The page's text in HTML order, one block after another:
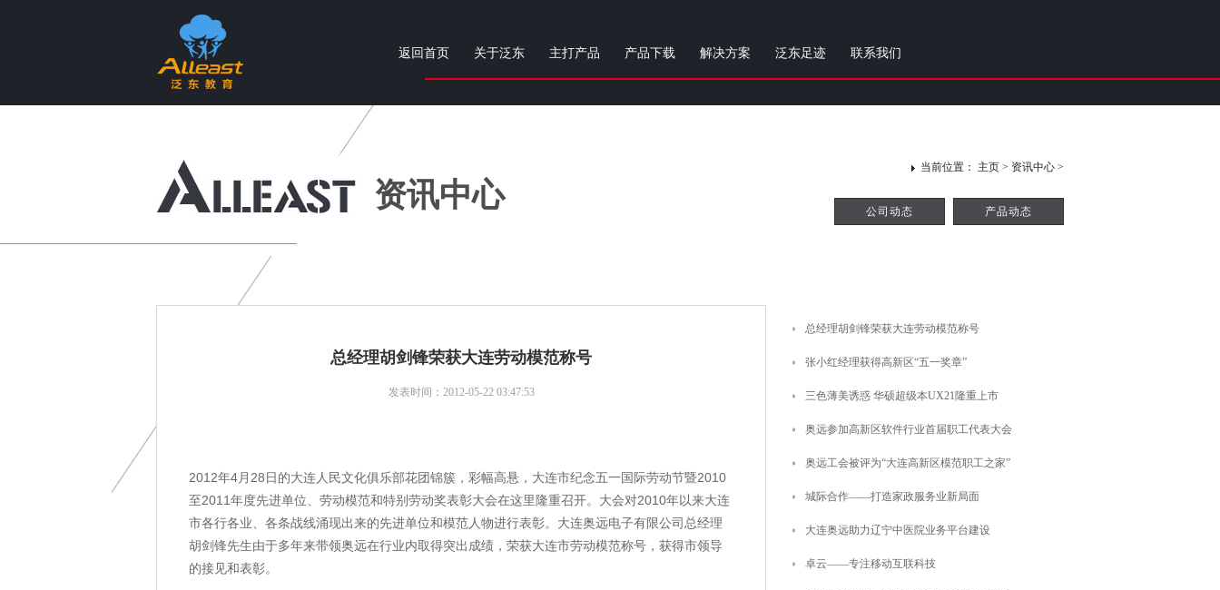
个性化智慧教育产品与服务提供商
返回首页 关于泛东 主打产品 产品下载 解决方案 泛东足迹 联系我们
资讯中心
当前位置： 主页 > 资讯中心 >
公司动态 产品动态
总经理胡剑锋荣获大连劳动模范称号
发表时间：2012-05-22 03:47:53
2012年4月28日的大连人民文化俱乐部花团锦簇，彩幅高悬，大连市纪念五一国际劳动节暨2010
至2011年度先进单位、劳动模范和特别劳动奖表彰大会在这里隆重召开。大会对2010年以来大连
市各行各业、各条战线涌现出来的先进单位和模范人物进行表彰。大连奥远电子有限公司总经理
胡剑锋先生由于多年来带领奥远在行业内取得突出成绩，荣获大连市劳动模范称号，获得市领导
的接见和表彰。
总经理胡剑锋荣获大连劳动模范称号
张小红经理获得高新区“五一奖章”
三色薄美诱惑 华硕超级本UX21隆重上市
奥远参加高新区软件行业首届职工代表大会
奥远工会被评为“大连高新区模范职工之家”
城际合作——打造家政服务业新局面
大连奥远助力辽宁中医院业务平台建设
卓云——专注移动互联科技